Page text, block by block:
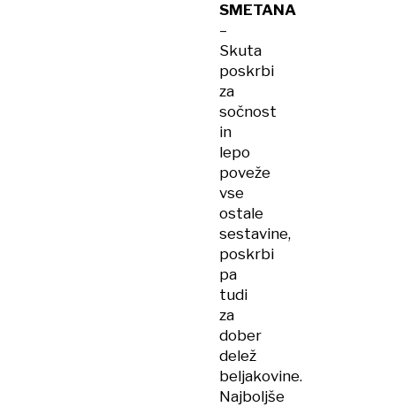
SMETANA
–
Skuta
poskrbi
za
sočnost
in
lepo
poveže
vse
ostale
sestavine,
poskrbi
pa
tudi
za
dober
delež
beljakovine.
Najboljše